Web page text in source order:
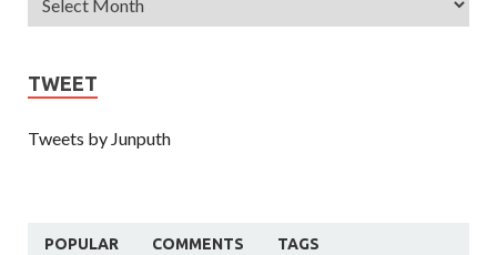
TWEET
Tweets by Junputh
POPULAR COMMENTS TAGS